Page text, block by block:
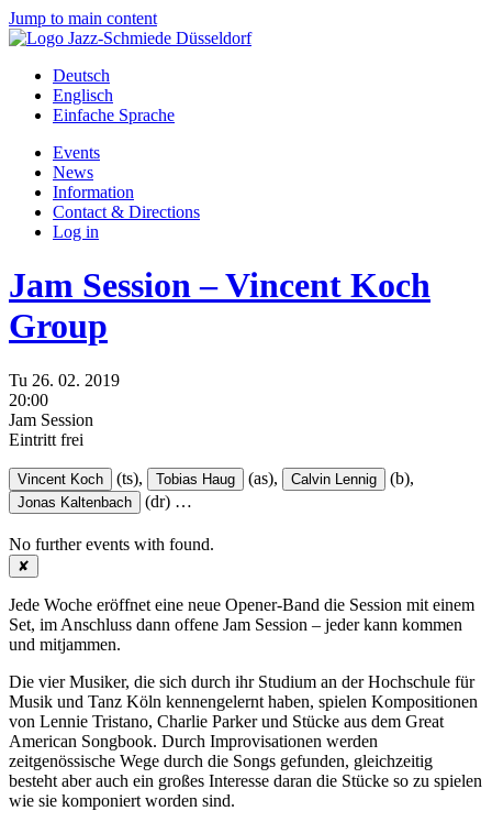
Jump to main content
Deutsch
Englisch
Einfache Sprache
Events
News
Information
Contact & Directions
Log in
Jam Session – Vincent Koch
Group
Tu 26. 02. 2019
20:00
Jam Session
Eintritt frei
Vincent Koch (ts), Tobias Haug (as), Calvin Lennig (b),
Jonas Kaltenbach (dr) …
No further events with found.
✘
Jede Woche eröffnet eine neue Opener-Band die Session mit einem
Set, im Anschluss dann offene Jam Session – jeder kann kommen
und mitjammen.
Die vier Musiker, die sich durch ihr Studium an der Hochschule für
Musik und Tanz Köln kennengelernt haben, spielen Kompositionen
von Lennie Tristano, Charlie Parker und Stücke aus dem Great
American Songbook. Durch Improvisationen werden
zeitgenössische Wege durch die Songs gefunden, gleichzeitig
besteht aber auch ein großes Interesse daran die Stücke so zu spielen
wie sie komponiert worden sind.